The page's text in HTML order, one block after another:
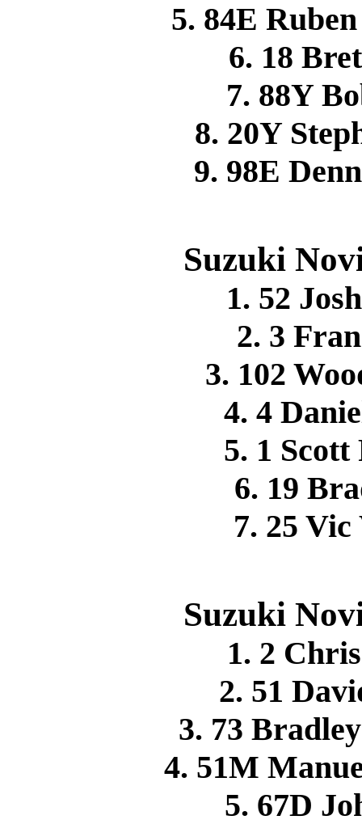
5. 84E
6. 18
7. 88Y
8. 20Y
9. 98E
Suzuki
1. 52
2. 3
3. 102
4. 4
5. 1
6. 19
7. 25
Suzuki
1. 2
2. 51
3. 73
4. 51M
5. 67D